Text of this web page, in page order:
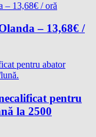
– 13,68€ /
pentru
la 2500